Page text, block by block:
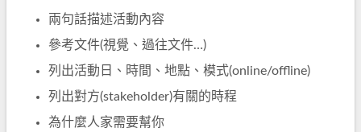
兩句話描述活動內容
參考文件(視覺、過往文件…)
列出活動日、時間、地點、模式(online/offline)
列出對方(stakeholder)有關的時程
為什麼人家需要幫你